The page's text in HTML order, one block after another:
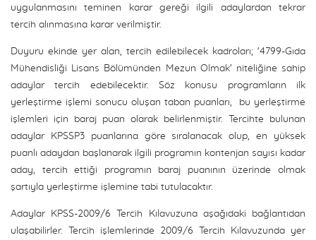
uygulanmasını teminen karar gereği ilgili adaylardan tekrar
tercih alınmasına karar verilmiştir.
Duyuru ekinde yer alan, tercih edilebilecek kadroları; ‘4799-Gıda
Mühendisliği Lisans Bölümünden Mezun Olmak’ niteliğine sahip
adaylar tercih edebilecektir. Söz konusu programların ilk
yerleştirme işlemi sonucu oluşan taban puanları, bu yerleştirme
işlemleri için baraj puan olarak belirlenmiştir. Tercihte bulunan
adaylar KPSSP3 puanlarına göre sıralanacak olup, en yüksek
puanlı adaydan başlanarak ilgili programın kontenjan sayısı kadar
aday, tercih ettiği programın baraj puanının üzerinde olmak
şartıyla yerleştirme işlemine tabi tutulacaktır.
Adaylar KPSS-2009/6 Tercih Kılavuzuna aşağıdaki bağlantıdan
ulaşabilirler. Tercih işlemlerinde 2009/6 Tercih Kılavuzunda yer